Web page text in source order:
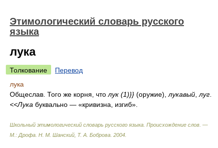
Этимологический словарь русского
языка
лука
Толкование
Перевод
лука
Общеслав. Того же корня, что лук (1)}} (оружие), лукавый луг
<<Лука буквально — «кривизна, изгиб».
Школьный этимологический словарь русского языка. Происхождение слов. —
М.: Дрофа Н. М. Шанский, Т. А. Боброва 2004